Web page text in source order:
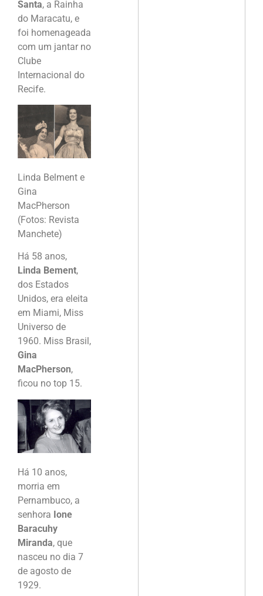
Santa, a Rainha
do Maracatu, e
foi homenageada
com um jantar no
Clube
Internacional do
Recife.
Linda Belment e
Gina
MacPherson
(Fotos: Revista
Manchete)
Há 58 anos,
Linda Bement,
dos Estados
Unidos, era eleita
em Miami, Miss
Universo de
1960. Miss Brasil,
Gina
MacPherson,
ficou no top 15.
Há 10 anos,
morria em
Pernambuco, a
senhora Ione
Baracuhy
Miranda, que
nasceu no dia 7
de agosto de
1929.